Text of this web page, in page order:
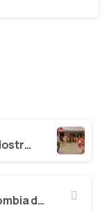
Artistas Del Sur Del Huila Mostraron Todo Su Talento En Ronda Clasificatoria De Pitalito
El Huila deslumbró a Colombia desde el Teatro Colón con el lanzamiento del 64º Festival del Bambuco